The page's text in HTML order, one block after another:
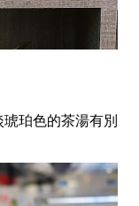
珀色的茶湯有別